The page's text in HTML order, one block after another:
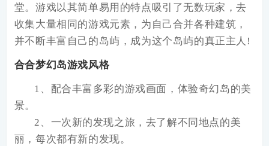
堂。游戏以其简单易用的特点吸引了无数玩家，去
收集大量相同的游戏元素，为自己合并各种建筑，
并不断丰富自己的岛屿，成为这个岛屿的真正主人!
合合梦幻岛游戏风格
1、配合丰富多彩的游戏画面，体验奇幻岛的美
景。
2、一次新的发现之旅，去了解不同地点的美
丽，每次都有新的发现。